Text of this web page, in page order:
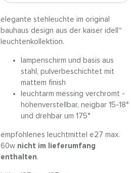
elegante stehleuchte im original
bauhaus design aus der kaiser idell™
leuchtenkollektion.
lampenschirm und basis aus
stahl, pulverbeschichtet mit
mattem finish
leuchtarm messing verchromt -
höhenverstellbar, neigbar 15-18°
und drehbar um 175°
empfohlenes leuchtmittel e27 max.
60w nicht im lieferumfang
enthalten.